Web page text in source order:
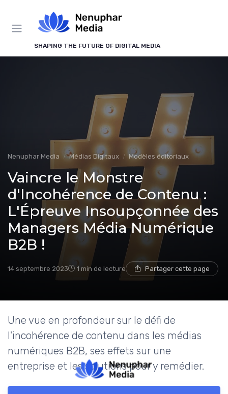
SHAPING THE FUTURE OF DIGITAL MEDIA
Nenuphar Media Médias Digitaux Modèles éditoriaux
Vaincre le Monstre
d'Incohérence de Contenu :
L'Épreuve Insoupçonnée des
Managers Média Numérique
B2B !
14 septembre 2023 1 min de lecture Partager cette page
Une vue en profondeur sur le défi de
l'incohérence de contenu dans les médias
numériques B2B, ses effets sur une
entreprise et les solutions pour y remédier.